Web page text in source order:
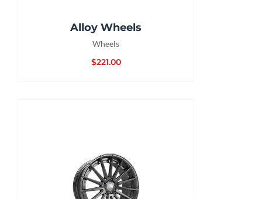
Alloy Wheels
Wheels
$221.00